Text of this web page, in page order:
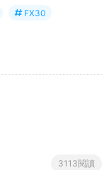
FX30
3113閱讀